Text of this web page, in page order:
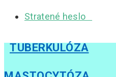
Stratené heslo
TUBERKULÓZA